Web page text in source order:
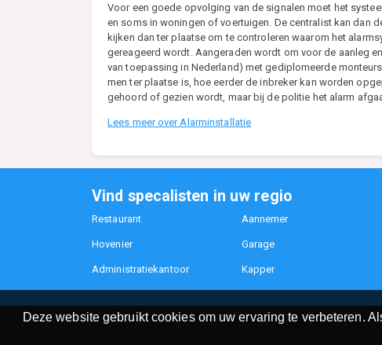
Deze website gebruikt cookies om uw ervaring te verbeteren.
Voor een goede opvolging van de signalen moet het
en soms in woningen of voertuigen. De centralist kan dan
kijken dan ter plaatse om te controleren waarom het
gereageerd wordt. Aangeraden wordt om voor de aanleg
van toepassing in Nederland) met gediplomeerde
men ter plaatse is, hoe eerder de inbreker kan worden
gehoord of gezien wordt, maar bij de politie het alarm
Lees meer over Alarminstallatie
Vind specalisten in uw regio
Restaurant Aannemer
Hovenier Garage
Administratiekantoor Kapper